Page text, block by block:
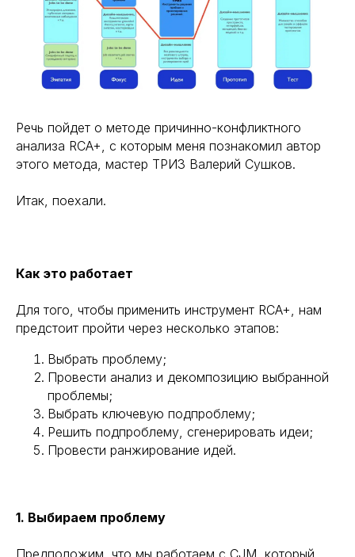
Речь пойдет о методе причинно-конфликтного
анализа RCA+, с которым меня познакомил автор
этого метода, мастер ТРИЗ Валерий Сушков.
Итак, поехали.
Как это работает
Для того, чтобы применить инструмент RCA+, нам
предстоит пройти через несколько этапов:
Выбрать проблему;
Провести анализ и декомпозицию выбранной
проблемы;
Выбрать ключевую подпроблему;
Решить подпроблему, сгенерировать идеи;
Провести ранжирование идей.
1. Выбираем проблему